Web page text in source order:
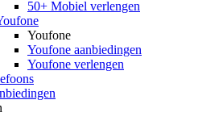
50+ Mobiel verlengen
Youfone
Youfone aanbiedingen
Youfone verlengen